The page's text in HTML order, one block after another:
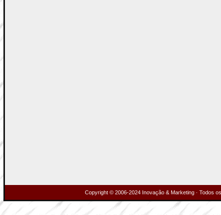
Copyright © 2006-2024 Inovação & Marketing · Todos